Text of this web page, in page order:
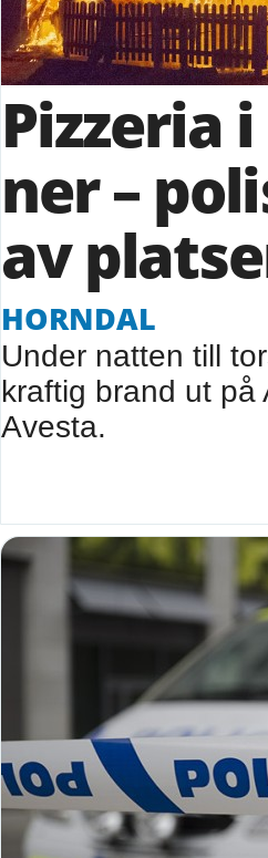
Pizzeria
ner –
av
HORNDAL
Under natten till
kraftig brand ut på
Avesta.